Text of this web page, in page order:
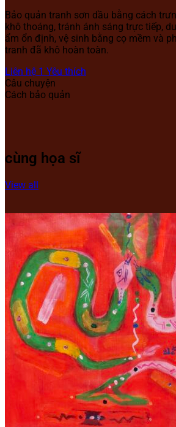
Bảo quản tranh sơn dầu bằng cách
khô thoáng, tránh ánh sáng trực tiếp,
ẩm ổn định, vệ sinh bằng cọ mềm và
tranh đã khô hoàn toàn.
Liên hệ 1 Yêu thích
Câu chuyện
Cách bảo quản
cùng họa sĩ
View all